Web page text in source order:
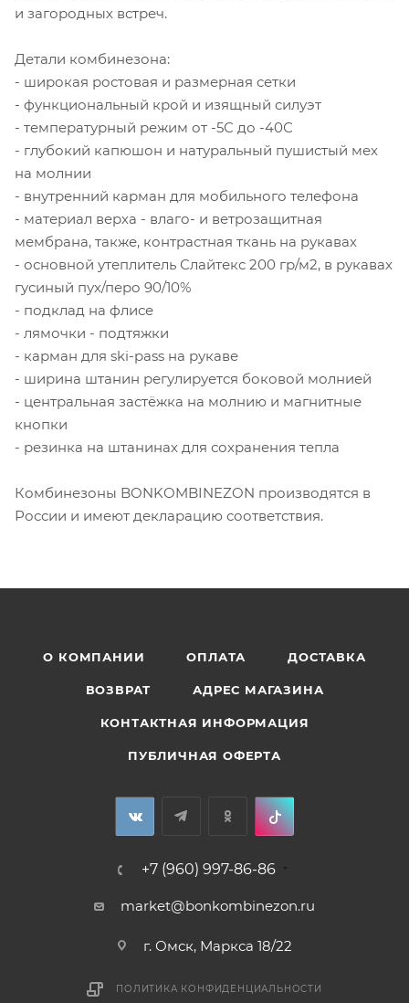
и загородных встреч.
Детали комбинезона:
- широкая ростовая и размерная сетки
- функциональный крой и изящный силуэт
- температурный режим от -5С до -40С
- глубокий капюшон и натуральный пушистый мех
на молнии
- внутренний карман для мобильного телефона
- материал верха - влаго- и ветрозащитная
мембрана, также, контрастная ткань на рукавах
- основной утеплитель Слайтекс 200 гр/м2, в рукавах
гусиный пух/перо 90/10%
- подклад на флисе
- лямочки - подтяжки
- карман для ski-pass на рукаве
- ширина штанин регулируется боковой молнией
- центральная застёжка на молнию и магнитные
кнопки
- резинка на штанинах для сохранения тепла
Комбинезоны BONKOMBINEZON производятся в
России и имеют декларацию соответствия.
О КОМПАНИИ ОПЛАТА ДОСТАВКА
ВОЗВРАТ АДРЕС МАГАЗИНА
КОНТАКТНАЯ ИНФОРМАЦИЯ
ПУБЛИЧНАЯ ОФЕРТА
+7 (960) 997-86-86
market@bonkombinezon.ru
г. Омск, Маркса 18/22
ПОЛИТИКА КОНФИДЕНЦИАЛЬНОСТИ